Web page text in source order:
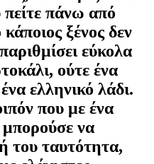
πάνω από
ξένος δεν
εύκολα
ούτε ένα
ελληνικό λάδι.
που με ένα
να
του ταυτότητα,